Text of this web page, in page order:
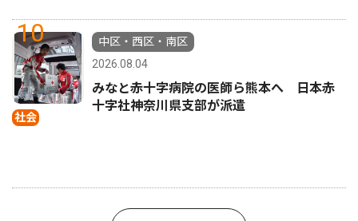
10
社会
中区・西区・南区
2026.08.04
みなと赤十字病院の医師ら熊本へ 日本赤
十字社神奈川県支部が派遣